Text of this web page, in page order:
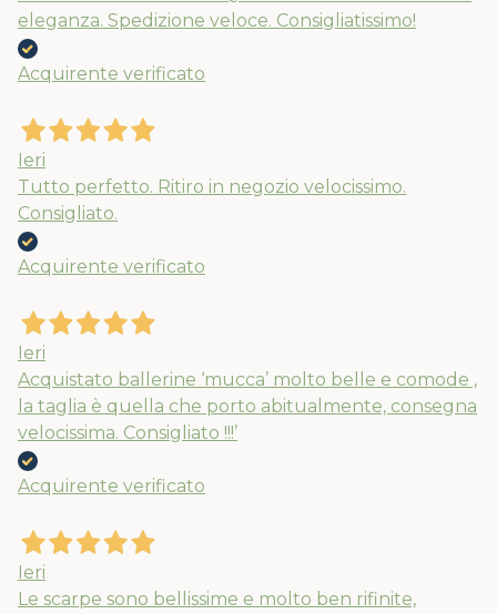
eleganza. Spedizione veloce. Consigliatissimo!
Acquirente verificato
Ieri
Tutto perfetto. Ritiro in negozio velocissimo.
Consigliato.
Acquirente verificato
Ieri
Acquistato ballerine ‘mucca’ molto belle e comode ,
la taglia è quella che porto abitualmente, consegna
velocissima. Consigliato !!!’
Acquirente verificato
Ieri
Le scarpe sono bellissime e molto ben rifinite,
Spedizioni garantite prima della
chiusura solo per gli ordini effettuati